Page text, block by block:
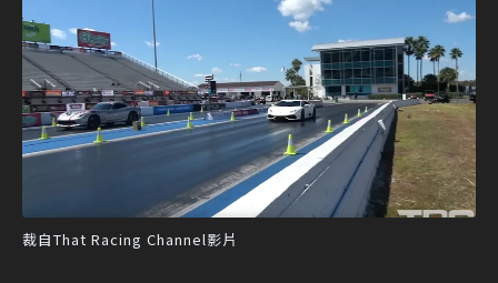
裁自That Racing Channel影片